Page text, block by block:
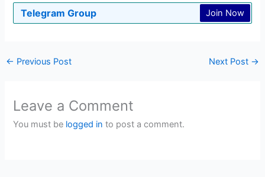
Telegram Group Join Now
← Previous Post Next Post →
Leave a Comment
You must be logged in to post a comment.